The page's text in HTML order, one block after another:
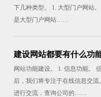
下几种类型。 1. 大型门户网站
是大型门户网站……
建设网站都要有什么功
网站功能建设。 1. 信息功能。
后，我们将专注于在线信息交
进行交流，查询公司的……